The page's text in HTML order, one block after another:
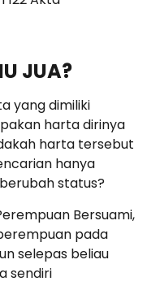
JUA?
yang dimiliki
harta dirinya
harta tersebut
hanya
status?
Bersuami,
pada
selepas beliau
sendiri